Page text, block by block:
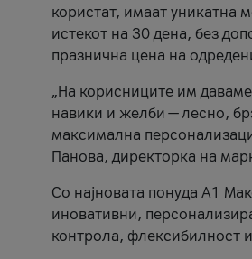
користат, имаат уникатна
истекот на 30 дена, без
празнична цена на
„На корисниците им даваме
навики и желби — лесно,
максимална
Панова, директорка на
Со најновата понуда А1
иновативни,
контрола, флексибилност